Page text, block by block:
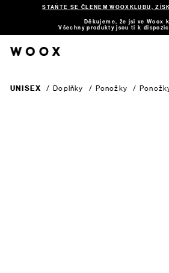
STAŇTE SE ČLENEM WOOXKLUBU,
Děkujeme, že jsi ve Woox
Všechny produkty jsou ti k
UNISEX / Doplňky / Ponožky /